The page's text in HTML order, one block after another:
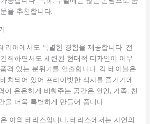
을 추천합니다.
리어에서도 특별한 경험을 제공합니다. 전
직하면서도 세련된 현대적 디자인이 어우
격 있는 분위기를 연출합니다. 각 테이블은
치되어 있어 프라이빗한 식사를 즐기기에
이 은은하게 비춰주는 공간은 연인, 가족, 친
을 더욱 특별하게 만들어 줍니다.
야외 테라스입니다. 테라스에서는 자연의